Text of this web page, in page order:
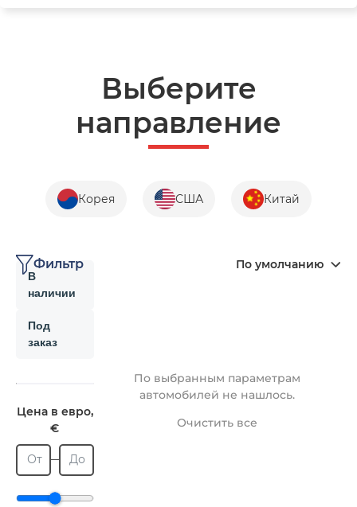
Выберите
направление
Корея США Китай
Фильтр По умолчанию
В
наличии
Под
заказ
Цена в евро,
€
От До
По выбранным параметрам
автомобилей не нашлось.
Очистить все